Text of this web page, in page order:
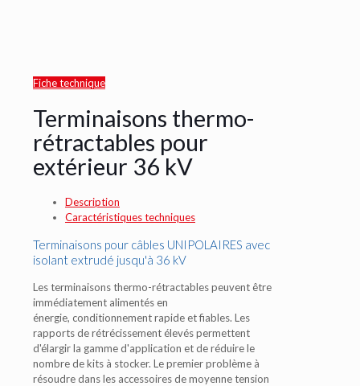
Fiche technique
Terminaisons thermo-
rétractables pour
extérieur 36 kV
Description
Caractéristiques techniques
Terminaisons pour câbles UNIPOLAIRES avec
isolant extrudé jusqu'à 36 kV
Les terminaisons thermo-rétractables peuvent être
immédiatement alimentés en
énergie, conditionnement rapide et fiables. Les
rapports de rétrécissement élevés permettent
d'élargir la gamme d'application et de réduire le
nombre de kits à stocker. Le premier problème à
résoudre dans les accessoires de moyenne tension